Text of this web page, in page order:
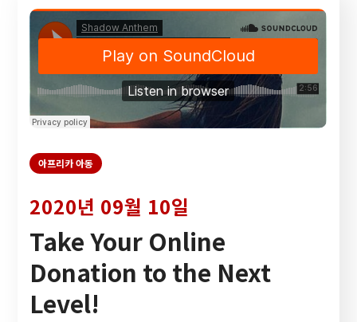
아프리카 아동
2020년 09월 10일
Take Your Online
Donation to the Next
Level!